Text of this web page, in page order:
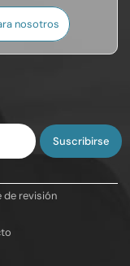
nosotros
de revisión